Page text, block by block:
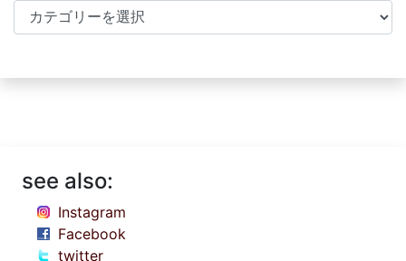
Categories
see also:
Instagram
Facebook
twitter